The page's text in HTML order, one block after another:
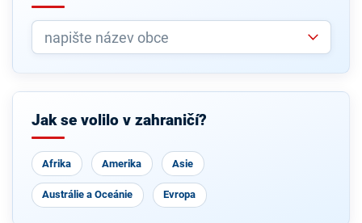
Jak se volilo v zahraničí?
Afrika Amerika Asie
Austrálie a Oceánie Evropa